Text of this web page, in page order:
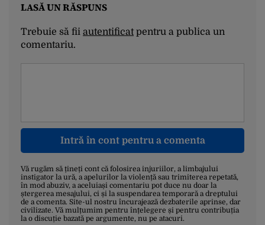
LASĂ UN RĂSPUNS
Trebuie să fii autentificatpentru a publica un
comentariu.
Intră în cont pentru a comenta
Vă rugăm să țineți cont că folosirea injuriilor, a limbajului
instigator la ură, a apelurilor la violență sau trimiterea repetată,
în mod abuziv, a aceluiași comentariu pot duce nu doar la
ștergerea mesajului, ci și la suspendarea temporară a dreptului
de a comenta. Site-ul nostru încurajează dezbaterile aprinse, dar
civilizate. Vă mulțumim pentru înțelegere și pentru contribuția
la o discuție bazată pe argumente, nu pe atacuri.